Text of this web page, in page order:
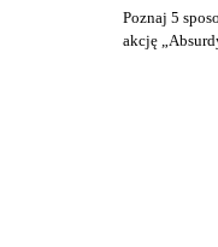
Poznaj 5
akcję